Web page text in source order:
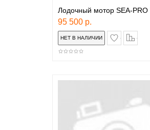
Лодочный мотор SEA-PRO
95 500 р.
в закладки